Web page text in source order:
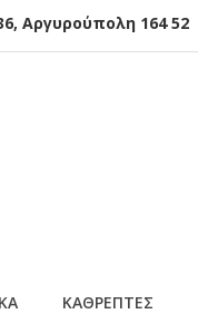
Αργυρούπολη 164 52
ΚΑΘΡΕΠΤΕΣ